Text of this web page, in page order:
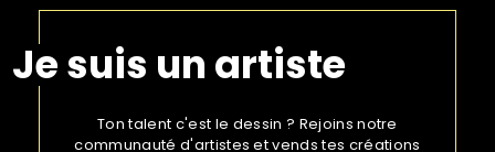
Je suis un artiste
Ton talent c'est le dessin ? Rejoins notre
communauté d'artistes et vends tes créations